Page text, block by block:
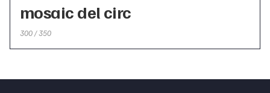
mosaic del circ
300 / 350